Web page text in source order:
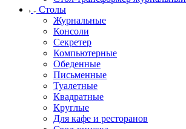
Столы
Журнальные
Консоли
Секретер
Компьютерные
Обеденные
Письменные
Туалетные
Квадратные
Круглые
Для кафе и ресторанов